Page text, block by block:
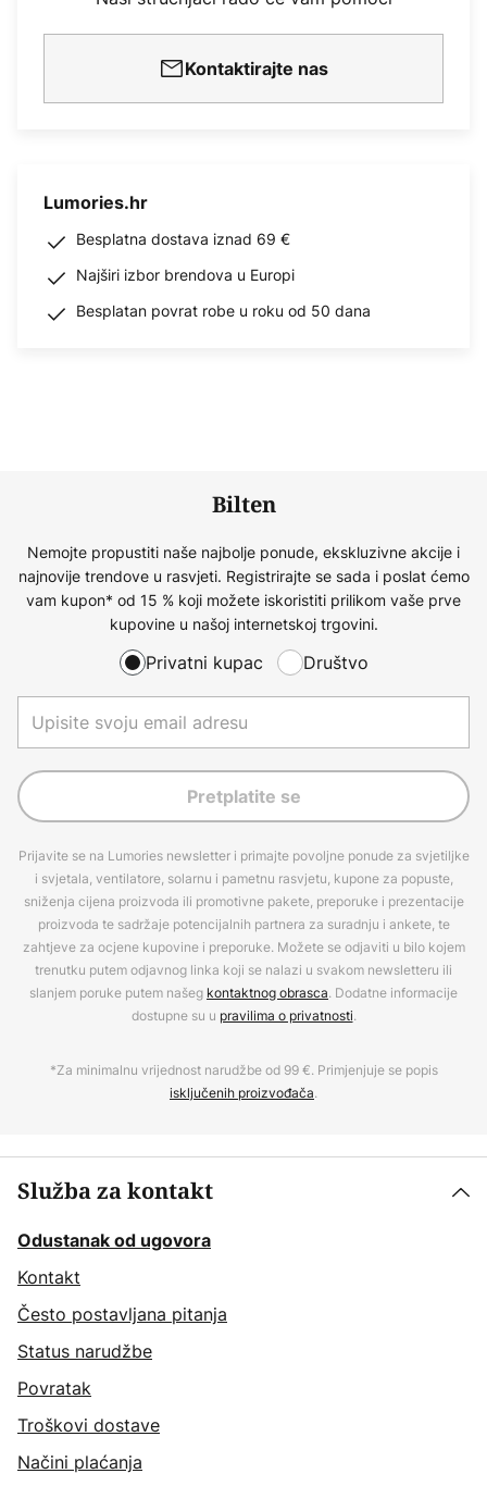
Kontaktirajte nas
Lumories.hr
Besplatna dostava iznad 69 €
Najširi izbor brendova u Europi
Besplatan povrat robe u roku od 50 dana
Bilten
Nemojte propustiti naše najbolje ponude, ekskluzivne akcije i
najnovije trendove u rasvjeti. Registrirajte se sada i poslat ćemo
vam kupon* od 15 % koji možete iskoristiti prilikom vaše prve
kupovine u našoj internetskoj trgovini.
Privatni kupac Društvo
Pretplatite se
Prijavite se na Lumories newsletter i primajte povoljne ponude za svjetiljke
i svjetala, ventilatore, solarnu i pametnu rasvjetu, kupone za popuste,
sniženja cijena proizvoda ili promotivne pakete, preporuke i prezentacije
proizvoda te sadržaje potencijalnih partnera za suradnju i ankete, te
zahtjeve za ocjene kupovine i preporuke. Možete se odjaviti u bilo kojem
trenutku putem odjavnog linka koji se nalazi u svakom newsletteru ili
slanjem poruke putem našeg kontaktnog obrasca. Dodatne informacije
dostupne su u pravilima o privatnosti.
*Za minimalnu vrijednost narudžbe od 99 €. Primjenjuje se popis
isključenih proizvođača.
Služba za kontakt
Odustanak od ugovora
Kontakt
Često postavljana pitanja
Status narudžbe
Povratak
Troškovi dostave
Načini plaćanja